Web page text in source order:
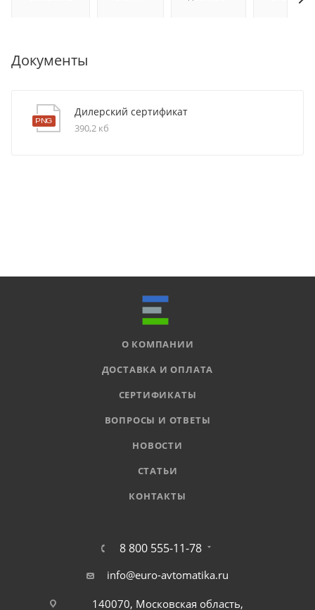
Документы
Дилерский сертификат
390,2 кб
О КОМПАНИИ
ДОСТАВКА И ОПЛАТА
СЕРТИФИКАТЫ
ВОПРОСЫ И ОТВЕТЫ
НОВОСТИ
СТАТЬИ
КОНТАКТЫ
8 800 555-11-78
info@euro-avtomatika.ru
140070, Московская область,